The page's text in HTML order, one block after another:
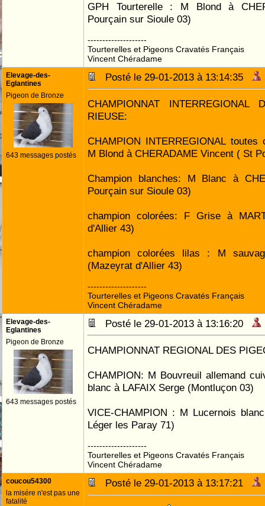
GPH Tourterelle : M Blond à
Pourçain sur Sioule 03)
--------------------
Tourterelles et Pigeons Cravatés Français
Vincent Chéradame
Elevage-des-
Eglantines
Pigeon de Bronze
643 messages postés
Posté le 29-01-2013 à 13:14:35
CHAMPIONNAT INTERREGIONAL
RIEUSE:
CHAMPION INTERREGIONAL
M Blond à CHERADAME Vincent ( St
Champion blanches: M Blanc à
Pourçain sur Sioule 03)
champion colorées: F Grise à
d'Allier 43)
champion colorées lilas : M
(Mazeyrat d'Allier 43)
--------------------
Tourterelles et Pigeons Cravatés Français
Vincent Chéradame
Elevage-des-
Eglantines
Pigeon de Bronze
643 messages postés
Posté le 29-01-2013 à 13:16:20
CHAMPIONNAT REGIONAL DES
CHAMPION: M Bouvreuil allemand
blanc à LAFAIX Serge (Montluçon 03)
VICE-CHAMPION : M Lucernois
Léger les Paray 71)
--------------------
Tourterelles et Pigeons Cravatés Français
Vincent Chéradame
coucou54300
la misére n'est pas une
fatalité
Posté le 29-01-2013 à 13:17:21